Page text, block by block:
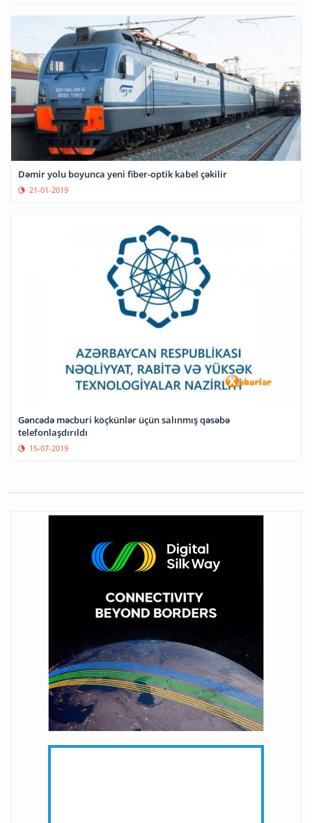
Dəmir yolu boyunca yeni fiber-optik kabel çəkilir
21-01-2019
Gəncədə məcburi köçkünlər üçün salınmış qəsəbə
telefonlaşdırıldı
15-07-2019